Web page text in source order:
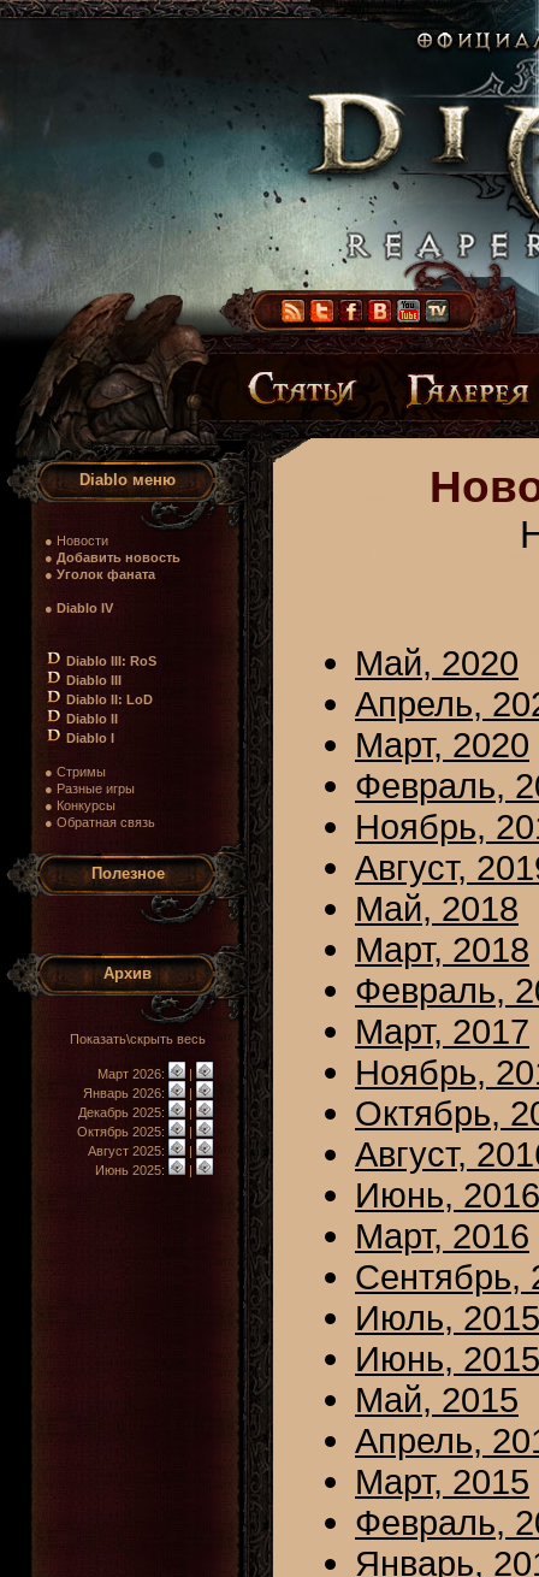
Diablo меню
● Новости
● Добавить новость
● Уголок фаната
● Diablo IV
Diablo III: RoS
Diablo III
Diablo II: LoD
Diablo II
Diablo I
● Стримы
● Разные игры
● Конкурсы
● Обратная связь
Полезное
Архив
Показать\скрыть весь
Март 2026:
|
Январь 2026:
|
Декабрь 2025:
|
Октябрь 2025:
|
Август 2025:
|
Июнь 2025:
|
Май, 2020
Апрель,
Март, 2020
Февраль,
Ноябрь,
Август,
Май, 2018
Март, 2018
Февраль,
Март, 2017
Ноябрь,
Октябрь,
Август,
Июнь, 2016
Март, 2016
Сентябрь,
Июль, 2015
Июнь, 2015
Май, 2015
Апрель,
Март, 2015
Февраль,
Январь,